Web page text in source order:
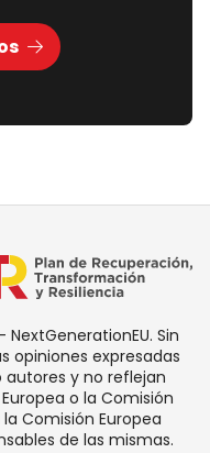
Sin
opiniones expresadas
y no reflejan
o la Comisión
la Comisión Europea
de las mismas.